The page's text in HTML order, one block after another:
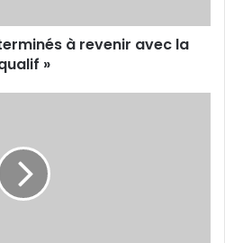
à revenir avec la
»